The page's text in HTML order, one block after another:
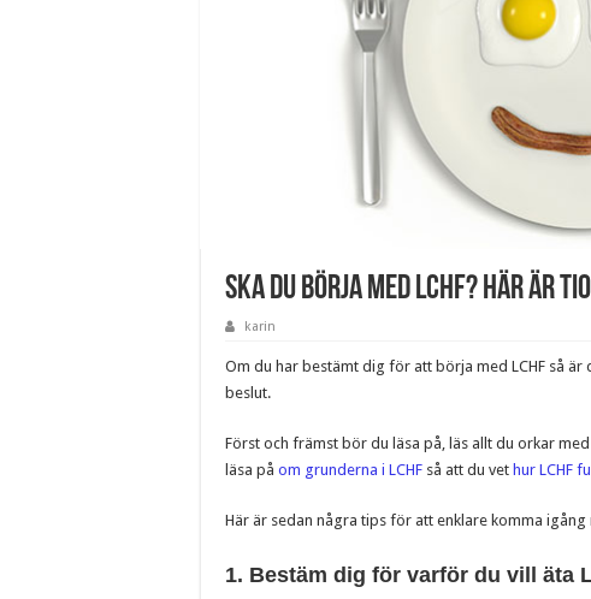
Ska du börja med LCHF? Här är
karin
Om du har bestämt dig för att börja med LCHF så
beslut.
Först och främst bör du läsa på, läs allt du orkar
läsa på om grunderna i LCHF så att du vet hur LCHF
Här är sedan några tips för att enklare komma igång
1. Bestäm dig för varför du vill äta